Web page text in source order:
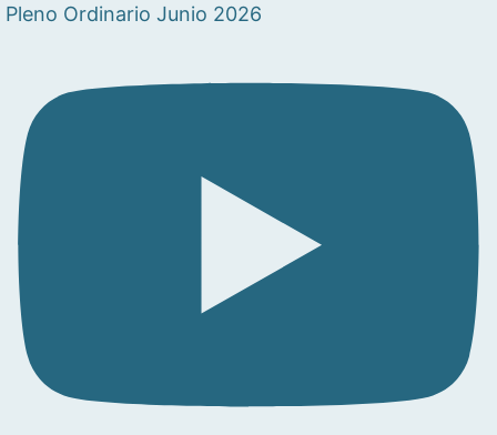
Pleno Ordinario Junio 2026